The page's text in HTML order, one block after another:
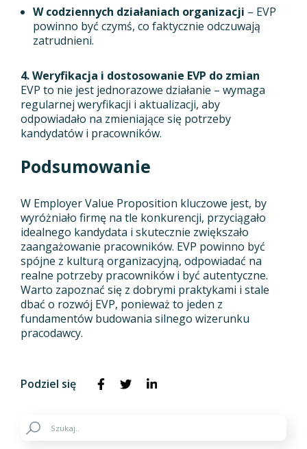
W codziennych działaniach organizacji – EVP
powinno być czymś, co faktycznie odczuwają
zatrudnieni.
4. Weryfikacja i dostosowanie EVP do zmian
EVP to nie jest jednorazowe działanie – wymaga
regularnej weryfikacji i aktualizacji, aby
odpowiadało na zmieniające się potrzeby
kandydatów i pracowników.
Podsumowanie
W Employer Value Proposition kluczowe jest, by
wyróżniało firmę na tle konkurencji, przyciągało
idealnego kandydata i skutecznie zwiększało
zaangażowanie pracowników. EVP powinno być
spójne z kulturą organizacyjną, odpowiadać na
realne potrzeby pracowników i być autentyczne.
Warto zapoznać się z dobrymi praktykami i stale
dbać o rozwój EVP, ponieważ to jeden z
fundamentów budowania silnego wizerunku
pracodawcy.
Podziel się